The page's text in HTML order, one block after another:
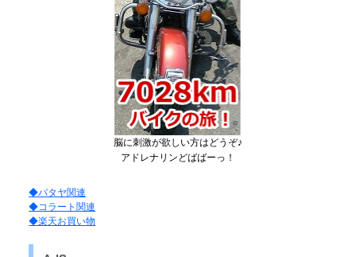
脳に刺激が欲しい方はどうぞ♪
アドレナリンどばばーっ！
◆パタヤ関連
◆コラート関連
◆楽天お買い物